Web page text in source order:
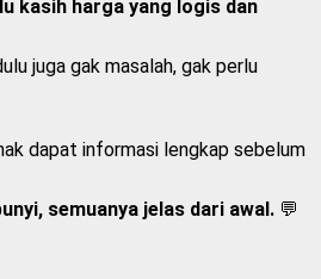
kasih harga yang logis dan
juga gak masalah, gak perlu
dapat informasi lengkap sebelum
semuanya jelas dari awal. 💬